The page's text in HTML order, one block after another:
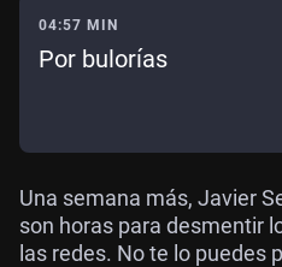
04:57 MIN
Por bulorías
Una semana más, Javier
son horas para desmentir
las redes. No te lo puedes